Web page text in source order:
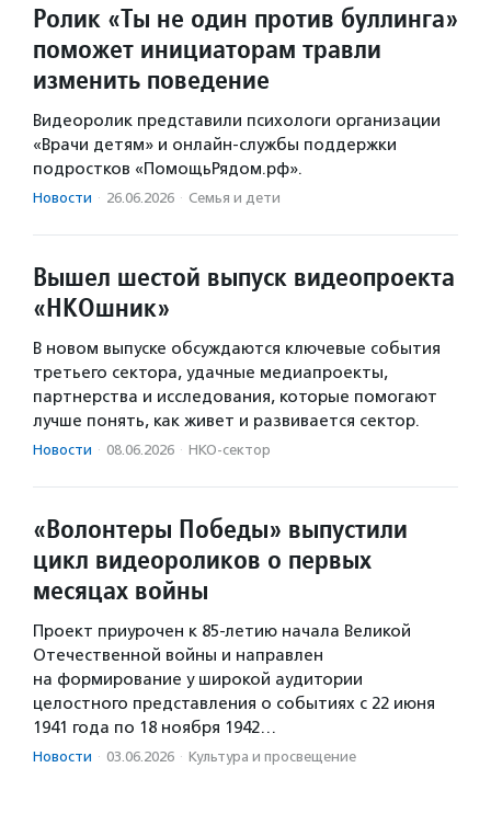
Ролик «Ты не один против буллинга»
поможет инициаторам травли
изменить поведение
Видеоролик представили психологи организации
«Врачи детям» и онлайн-службы поддержки
подростков «ПомощьРядом.рф».
Новости · 26.06.2026 · Семья и дети
Вышел шестой выпуск видеопроекта
«НКОшник»
В новом выпуске обсуждаются ключевые события
третьего сектора, удачные медиапроекты,
партнерства и исследования, которые помогают
лучше понять, как живет и развивается сектор.
Новости · 08.06.2026 · НКО-сектор
«Волонтеры Победы» выпустили
цикл видеороликов о первых
месяцах войны
Проект приурочен к 85-летию начала Великой
Отечественной войны и направлен
на формирование у широкой аудитории
целостного представления о событиях с 22 июня
1941 года по 18 ноября 1942…
Новости · 03.06.2026 · Культура и просвещение